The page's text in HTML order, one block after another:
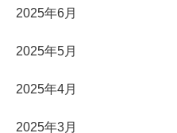
2025年6月
2025年5月
2025年4月
2025年3月